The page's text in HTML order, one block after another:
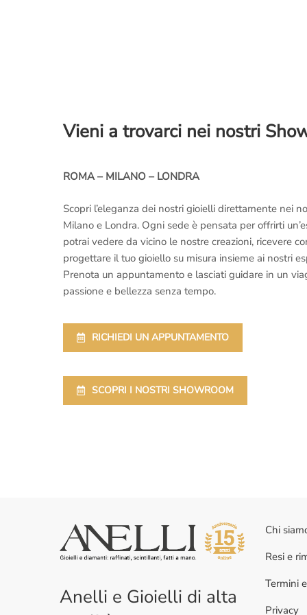
Vieni a trovarci nei nostri
ROMA – MILANO – LONDRA
Scopri l’eleganza dei nostri gioielli direttamente nei
Milano e Londra. Ogni sede è pensata per offrirti
potrai vedere da vicino le nostre creazioni, ricevere
progettare il tuo gioiello su misura insieme ai nostri
Prenota un appuntamento e lasciati guidare in un
passione e bellezza senza tempo.
RICHIEDI UN APPUNTAMENTO
SCOPRI I NOSTRI SHOWROOM
Anelli e Gioielli di alta
Chi
Resi e
Termini
Privacy